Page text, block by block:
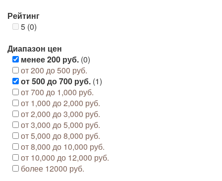
Рейтинг
5 (0)
Диапазон цен
менее 200 руб. (0)
от 200 до 500 руб.
от 500 до 700 руб. (1)
от 700 до 1,000 руб.
от 1,000 до 2,000 руб.
от 2,000 до 3,000 руб.
от 3,000 до 5,000 руб.
от 5,000 до 8,000 руб.
от 8,000 до 10,000 руб.
от 10,000 до 12,000 руб.
более 12000 руб.